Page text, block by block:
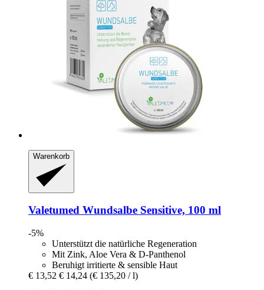
Warenkorb
Valetumed Wundsalbe Sensitive, 100 ml
-5%
Unterstützt die natürliche Regeneration
Mit Zink, Aloe Vera & D-Panthenol
Beruhigt irritierte & sensible Haut
€ 13,52 € 14,24 (€ 135,20 / l)